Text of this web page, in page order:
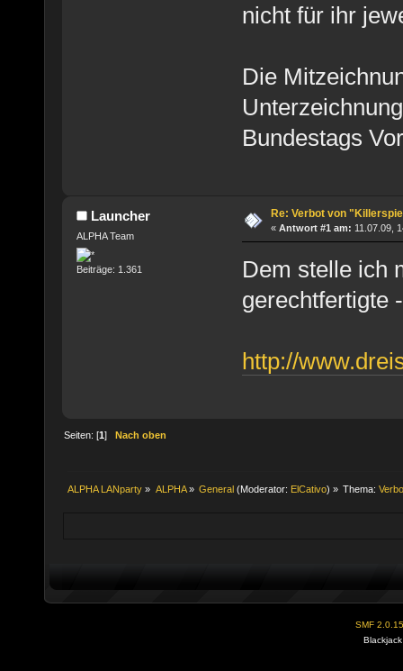
nicht für ihr
Die
Bundestags
Launcher
ALPHA Team
Beiträge: 1.361
Re: Verbot von
« Antwort #1 am: 11.07.09,
Dem stelle ich
gerechtfertigte
http://
Seiten: [1]Nach oben
ALPHA LANparty » ALPHA» General(Moderator: ElCativo) » Thema:
SMF 2.0.15